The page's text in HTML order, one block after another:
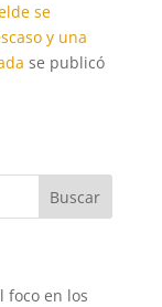
se
y una
se publicó
foco en los